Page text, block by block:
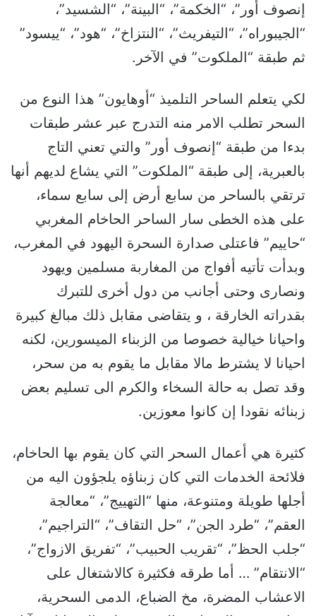
إنصوف أور”، “الخكمة”، “البينة”، “الشسيد”،
“الجيبوراه”، “التيفريث”، “النتزاخ”، “هود”، “ييسود”
ثم طبقة “الملكوت” في الآخر.
لكي يتعلم الساحر التلميذ “أوهايون” هذا النوع من
السحر تطلب الامر منه التدرج عبر عشر طبقات
بدءا من طبقة “إنصوف أور” والتي تعني التاج
بالعبرية، إلى طبقة “الملكوت” التي يشاع لديهم أنها
ترتقي بالساحر من سابع أرض إلى سابع سماء،
على هذه الخطى سار الساحر الحاخام المغربي
“حاييم” فاعتلى صدارة السحرة اليهود في المغرب،
وبدأت تأتيه أفواج من المغاربة مسلمين ويهود
ونصارى وحتى أجانب من دول أخرى للتبرك
بقدراته الخارقة ، و يتقاضى مقابل ذلك مبالغ كبيرة
واحيانا خيالية خصوصا من الزبناء الميسورين، لكنه
احيانا لا يشترط مالا مقابل ما يقوم به من سحر،
وقد تصل به حالة السخاء والكرم الى تسليم بعض
زبنائه نقودا إن كانوا معوزين.
كثيرة هي أعمال السحر التي كان يقوم بها الحاخام،
فلائحة الخدمات التي كان زبناؤه يلجؤون اليه من
أجلها طويلة ومتنوعة، منها “التهييج”، “معالجة
العقم”، “طرد الجن”، “حل التقاف”، “التراجيم”،
“جلب الحظ”، “تقريب الحبيب”، “تفريق الازواج”،
“الانتقام” … أما طرقه فكثيرة كالاشتغال على
الاعشاب المضرة، مخ الضباع، الدمى السحرية،